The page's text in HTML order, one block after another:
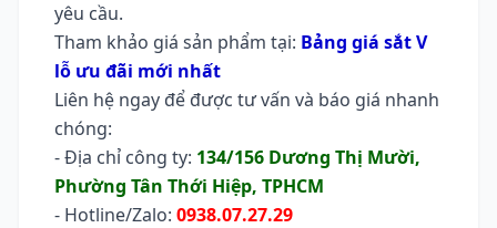
yêu cầu.
Tham khảo giá sản phẩm tại: Bảng giá sắt V
lỗ ưu đãi mới nhất
Liên hệ ngay để được tư vấn và báo giá nhanh
chóng:
- Địa chỉ công ty: 134/156 Dương Thị Mười,
Phường Tân Thới Hiệp, TPHCM
- Hotline/Zalo: 0938.07.27.29